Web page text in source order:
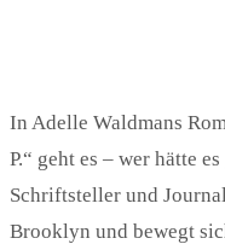
In Adelle Waldmans
P.“ geht es – wer hätte
Schriftsteller und
Brooklyn und bewegt